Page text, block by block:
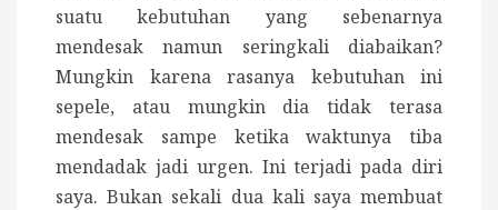
suatu kebutuhan yang sebenarnya
mendesak namun seringkali diabaikan?
Mungkin karena rasanya kebutuhan ini
sepele, atau mungkin dia tidak terasa
mendesak sampe ketika waktunya tiba
mendadak jadi urgen. Ini terjadi pada diri
saya. Bukan sekali dua kali saya membuat